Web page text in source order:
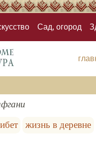
Сад, огород
жизнь в деревне